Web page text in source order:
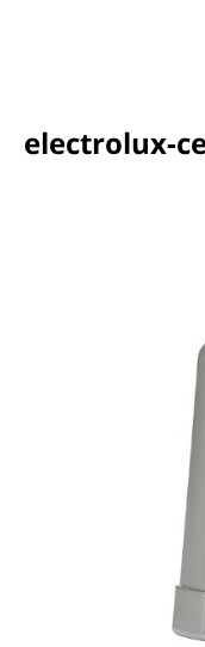
electrolux-